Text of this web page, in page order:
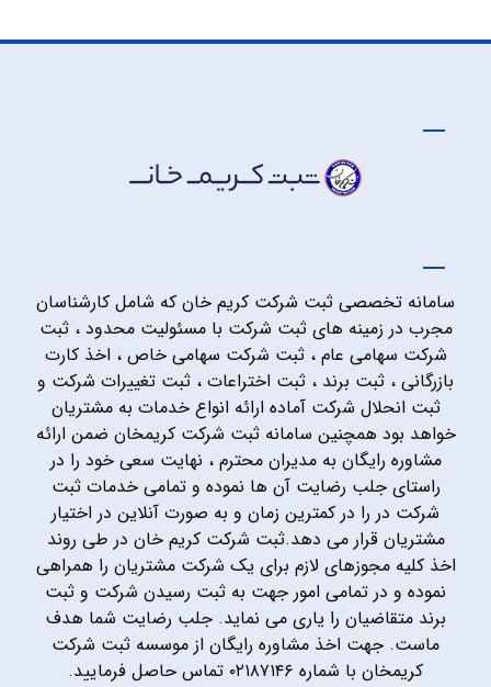
سامانه تخصصی ثبت شرکت کریم خان که شامل کارشناسان
مجرب در زمینه های ثبت شرکت با مسئولیت محدود ، ثبت
شرکت سهامی عام ، ثبت شرکت سهامی خاص ، اخذ کارت
بازرگانی ، ثبت برند ، ثبت اختراعات ، ثبت تغییرات شرکت و
ثبت انحلال شرکت آماده ارائه انواع خدمات به مشتریان
خواهد بود همچنین سامانه ثبت شرکت کریمخان ضمن ارائه
مشاوره رایگان به مدیران محترم ، نهایت سعی خود را در
راستای جلب رضایت آن ها نموده و تمامی خدمات ثبت
شرکت در را در کمترین زمان و به صورت آنلاین در اختیار
مشتریان قرار می دهد.ثبت شرکت کریم خان در طی روند
اخذ کلیه مجوزهای لازم برای یک شرکت مشتریان را همراهی
نموده و در تمامی امور جهت به ثبت رسیدن شرکت و ثبت
برند متقاضیان را یاری می نماید. جلب رضایت شما هدف
ماست. جهت اخذ مشاوره رایگان از موسسه ثبت شرکت
کریمخان با شماره ۰۲۱۸۷۱۴۶ تماس حاصل فرمایید.